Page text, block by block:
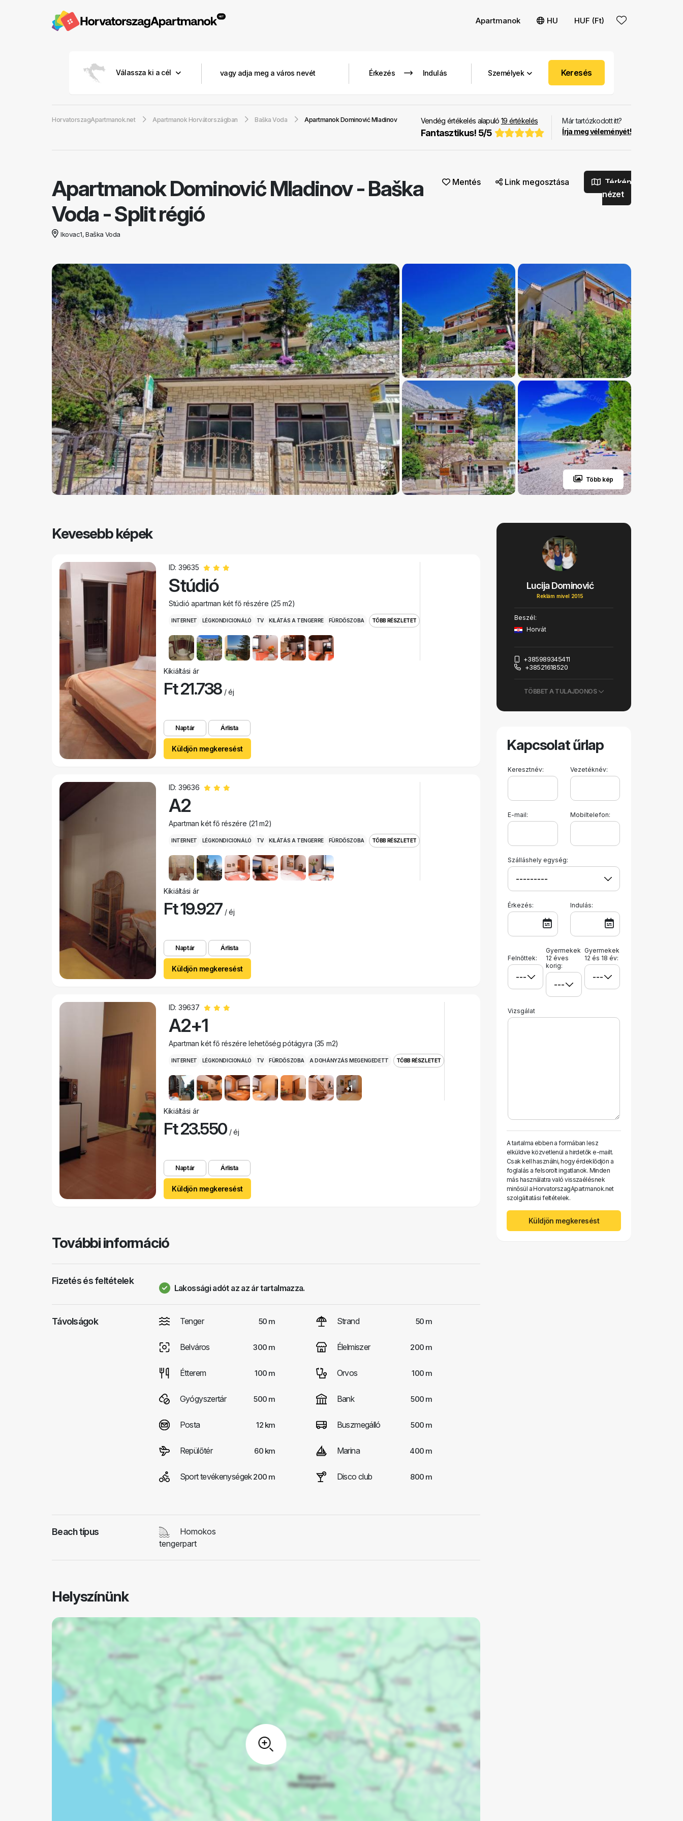
Apartmanok HU HUF (Ft)
Válassza ki a cél Személyek Keresés
HorvatorszagApartmanok.net Apartmanok Horvátországban Baška Voda Apartmanok Dominović Mladinov
Már tartózkodott itt?
Írja meg véleményét!
Vendég értékelés alapuló 19 értékelés
Fantasztikus! 5/5
Apartmanok Dominović Mladinov-Baška
Voda - Split régió
Ikovac1, Baška Voda
Mentés Link megosztása
Térkép
nézet
Több kép
Kevesebb képek
ID: 39635
Stúdió
Stúdió apartman két fő részére (25 m2)
INTERNET LÉGKONDICIONÁLÓ TV KILÁTÁS A TENGERRE FÜRDŐSZOBA TÖBB RÉSZLETET
Kikiáltási ár
Ft 21.738 / éj
Naptár Árlista
Küldjön megkeresést
ID: 39636
A2
Apartman két fő részére (21 m2)
INTERNET LÉGKONDICIONÁLÓ TV KILÁTÁS A TENGERRE FÜRDŐSZOBA TÖBB RÉSZLETET
Kikiáltási ár
Ft 19.927 / éj
Naptár Árlista
Küldjön megkeresést
ID: 39637
A2+1
Apartman két fő részére lehetőség pótágyra (35 m2)
INTERNET LÉGKONDICIONÁLÓ TV FÜRDŐSZOBA A DOHÁNYZÁS MEGENGEDETT TÖBB RÉSZLETET
+1
Kikiáltási ár
Ft 23.550 / éj
Naptár Árlista
Küldjön megkeresést
További információ
Fizetés és feltételek
Lakossági adót az az ár tartalmazza.
Távolságok Tenger 50 m Strand 50 m
Belváros 300 m Élelmiszer 200 m
Étterem 100 m Orvos 100 m
Gyógyszertár 500 m Bank 500 m
Posta 12 km Buszmegálló 500 m
Repülőtér 60 km Marina 400 m
Sport tevékenységek200 m Disco club 800 m
Beach típus
Homokos
tengerpart
Helyszínünk
Lucija Dominović
Reklám mivel 2015
Beszél:
Horvát
+385989345411
+38521618520
TÖBBET A TULAJDONOS
Kapcsolat űrlap
Keresztnév: Vezetéknév:
E-mail: Mobiltelefon:
Szálláshely egység:
Érkezés: Indulás:
Felnőttek:
Gyermekek
12 éves
korig:
Gyermekek
12 és 18 év:
Vizsgálat
A tartalma ebben a formában lesz
elküldve közvetlenül a hirdetők e-mailt.
Csak kell használni, hogy érdeklődjön a
foglalás a felsorolt ​​ingatlanok. Minden
más használatra való visszaélésnek
minősül a HorvatorszagApartmanok.net
szolgáltatási feltételek.
Küldjön megkeresést